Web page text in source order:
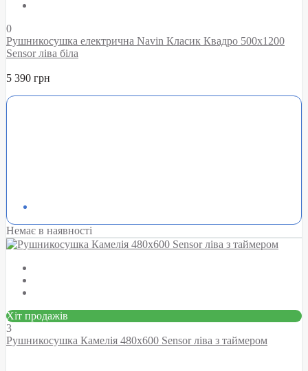
0
Рушникосушка електрична Navin Класик Квадро 500х1200
Sensor ліва біла
5 390 грн
Немає в наявності
Хіт продажів
3
Рушникосушка Камелія 480х600 Sensor ліва з таймером